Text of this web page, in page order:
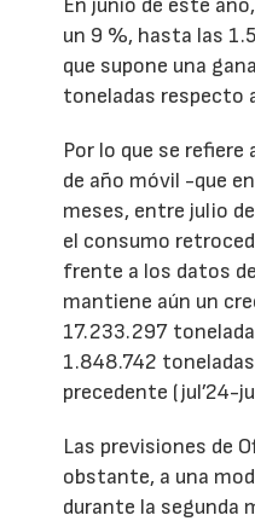
un 9 %, hasta las
que supone una
toneladas respecto
Por lo que se
de año móvil -que
meses, entre julio
el consumo
frente a los datos
mantiene aún un
17.233.297
1.848.742
precedente (jul’24-
Las previsiones de
obstante, a una
durante la segunda